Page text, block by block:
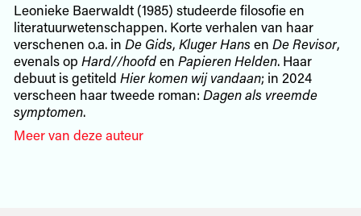
Leonieke Baerwaldt (1985) studeerde filosofie en
literatuurwetenschappen. Korte verhalen van haar
verschenen o.a. in De Gids, Kluger Hans en De Revisor,
evenals op Hard//hoofden Papieren Helden. Haar
debuut is getiteld Hier komen wij vandaan; in 2024
verscheen haar tweede roman: Dagen als vreemde
symptomen.
Meer van deze auteur